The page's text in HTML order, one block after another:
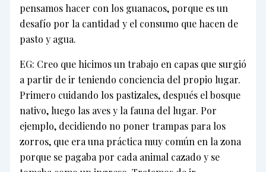
pensamos hacer con los guanacos, porque es un
desafío por la cantidad y el consumo que hacen de
pasto y agua.
EG: Creo que hicimos un trabajo en capas que surgió
a partir de ir teniendo conciencia del propio lugar.
Primero cuidando los pastizales, después el bosque
nativo, luego las aves y la fauna del lugar. Por
ejemplo, decidiendo no poner trampas para los
zorros, que era una práctica muy común en la zona
porque se pagaba por cada animal cazado y se